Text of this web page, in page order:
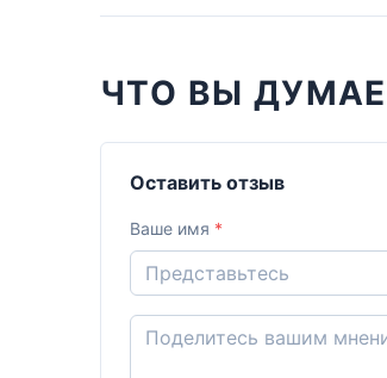
ЧТО ВЫ
Оставить отзыв
Ваше имя *